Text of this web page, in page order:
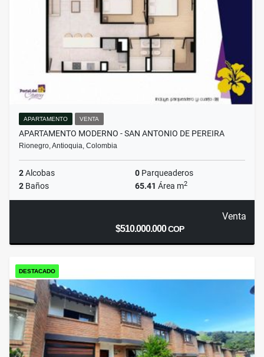
APARTAMENTO VENTA
APARTAMENTO MODERNO - SAN ANTONIO DE PEREIRA
Rionegro, Antioquia, Colombia
2Alcobas 0 Parqueaderos
2 Baños 65.41 Área m2
Venta
$510.000.000COP
DESTACADO